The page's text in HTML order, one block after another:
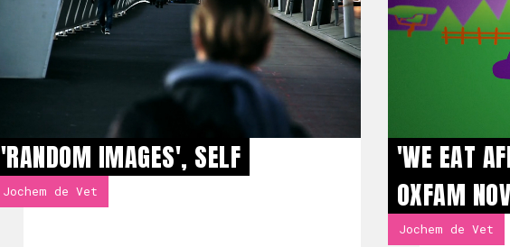
'RANDOM IMAGES', SELF
Jochem de Vet
'WE EAT
OXFAM
Jochem de Vet